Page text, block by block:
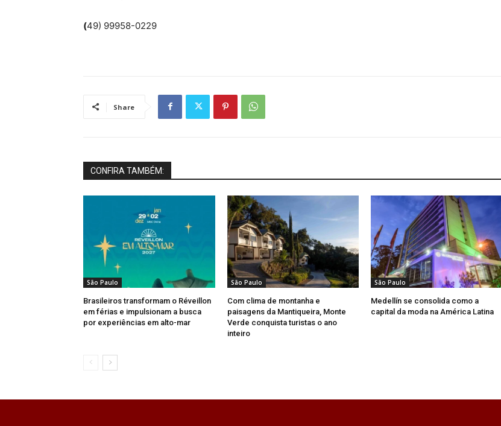
(49) 99958-0229
Share
CONFIRA TAMBÉM:
São Paulo
Brasileiros transformam o Réveillon
em férias e impulsionam a busca
por experiências em alto-mar
São Paulo
Com clima de montanha e
paisagens da Mantiqueira, Monte
Verde conquista turistas o ano
inteiro
São Paulo
Medellín se consolida como a
capital da moda na América Latina